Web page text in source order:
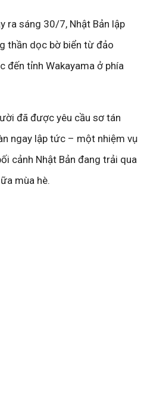
ra sáng 30/7, Nhật Bản lập
thần dọc bờ biển từ đảo
đến tỉnh Wakayama ở phía
đã được yêu cầu sơ tán
ngay lập tức – một nhiệm vụ
cảnh Nhật Bản đang trải qua
mùa hè.